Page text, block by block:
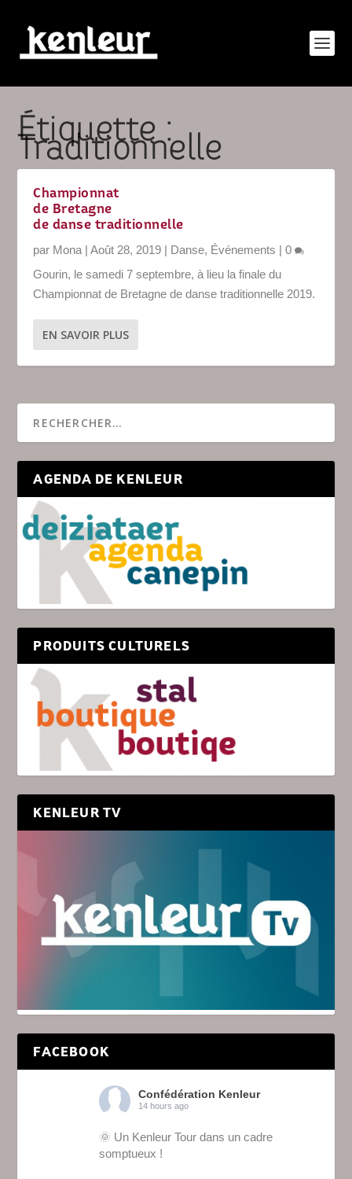
Étiquette :
Traditionnelle
Championnat
de Bretagne
de danse traditionnelle
par Mona |Août 28, 2019 | Danse, Événements |0
Gourin, le samedi 7 septembre, à lieu la finale du
Championnat de Bretagne de danse traditionnelle 2019.
EN SAVOIR PLUS
AGENDA DE KENLEUR
PRODUITS CULTURELS
KENLEUR TV
FACEBOOK
Confédération Kenleur
14 hours ago
🌞 Un Kenleur Tour dans un cadre
somptueux !